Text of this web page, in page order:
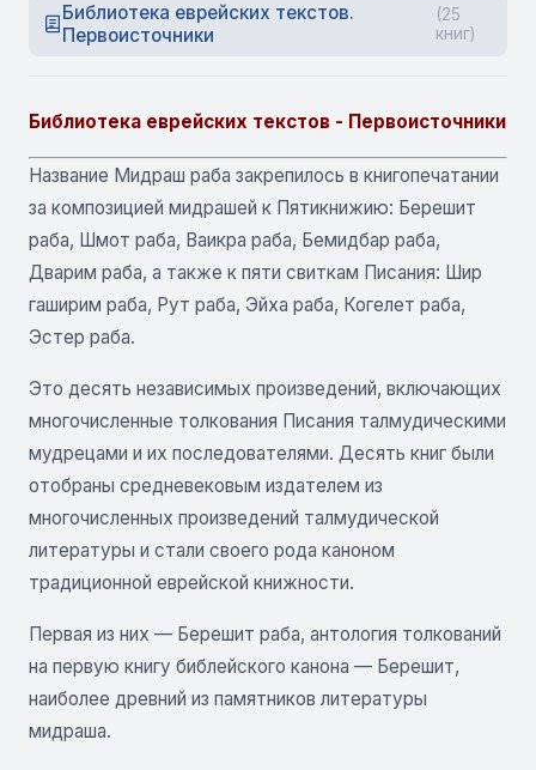
Библиотека еврейских текстов.
Первоисточники
(25
книг)
Библиотека еврейских текстов - Первоисточники
Название Мидраш раба закрепилось в книгопечатании
за композицией мидрашей к Пятикнижию: Берешит
раба, Шмот раба, Ваикра раба, Бемидбар раба,
Дварим раба, а также к пяти свиткам Писания: Шир
гаширим раба, Рут раба, Эйха раба, Когелет раба,
Эстер раба.
Это десять независимых произведений, включающих
многочисленные толкования Писания талмудическими
мудрецами и их последователями. Десять книг были
отобраны средневековым издателем из
многочисленных произведений талмудической
литературы и стали своего рода каноном
традиционной еврейской книжности.
Первая из них — Берешит раба, антология толкований
на первую книгу библейского канона — Берешит,
наиболее древний из памятников литературы
мидраша.